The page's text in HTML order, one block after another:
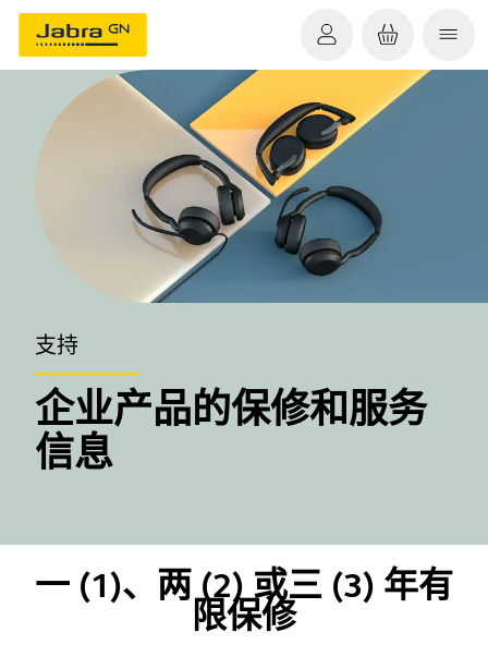
支持
企业产品的保修和服务
信息
一 (1)、两 (2) 或三 (3) 年有
限保修